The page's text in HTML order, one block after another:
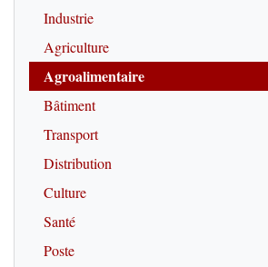
Industrie
Agriculture
Agroalimentaire
Bâtiment
Transport
Distribution
Culture
Santé
Poste